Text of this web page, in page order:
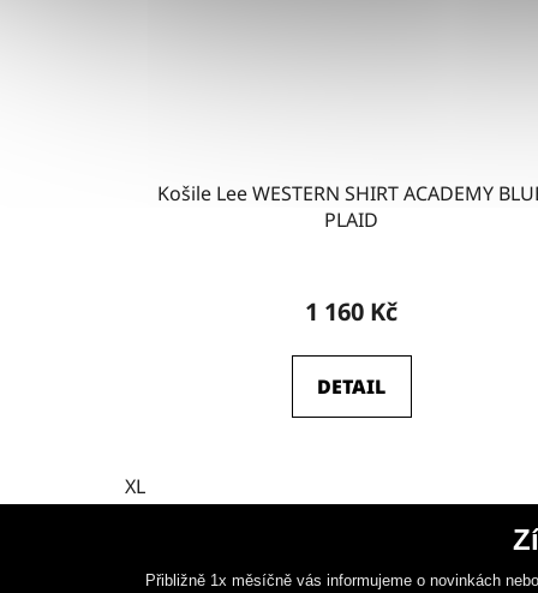
Košile Lee WESTERN SHIRT ACADEMY
PLAID
1 160 Kč
DETAIL
XL
Přibližně 1x měsíčně vás informujeme o novinkách